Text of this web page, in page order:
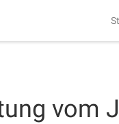
vom